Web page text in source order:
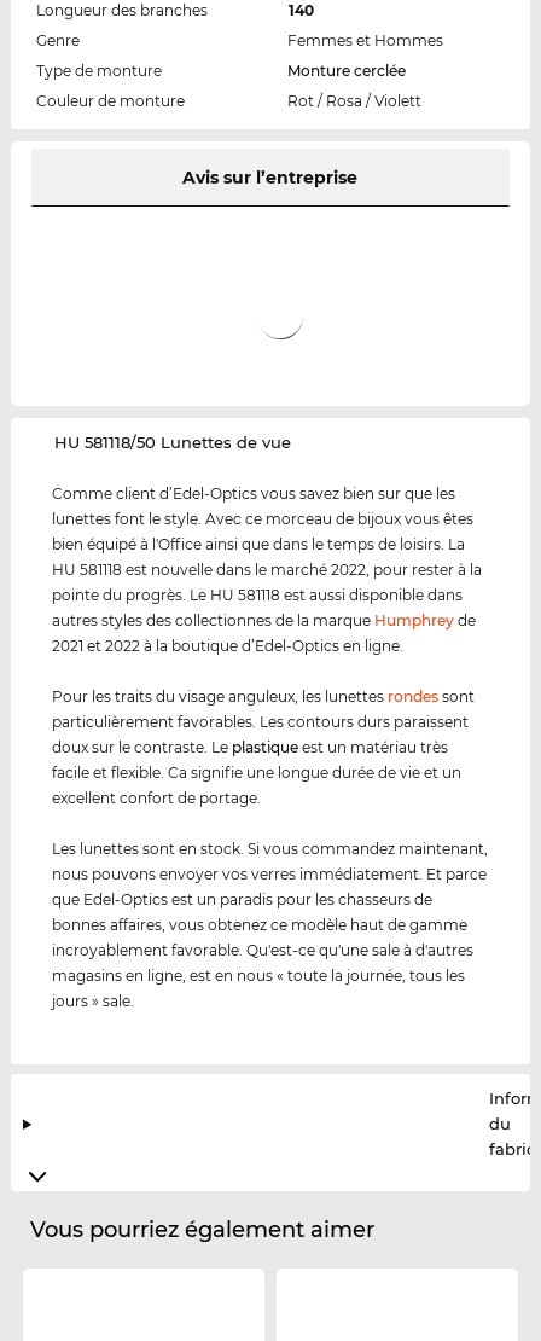
Longueur des branches
140
Genre
Femmes et Hommes
Type de monture
Monture cerclée
Couleur de monture
Rot / Rosa / Violett
Avis sur l’entreprise
‌HU 581118/50 Lunettes de vue
Comme client d’Edel-Optics vous savez bien sur que les
lunettes font le style. Avec ce morceau de bijoux vous êtes
bien équipé à l'Office ainsi que dans le temps de loisirs. La
HU 581118 est nouvelle dans le marché 2022, pour rester à la
pointe du progrès. Le HU 581118 est aussi disponible dans
autres styles des collectionnes de la marque Humphrey de
2021 et 2022 à la boutique d’Edel-Optics en ligne.
Pour les traits du visage anguleux, les lunettes rondes sont
particulièrement favorables. Les contours durs paraissent
doux sur le contraste. Le plastique est un matériau très
facile et flexible. Ca signifie une longue durée de vie et un
excellent confort de portage.
Les lunettes sont en stock. Si vous commandez maintenant,
nous pouvons envoyer vos verres immédiatement. Et parce
que Edel-Optics est un paradis pour les chasseurs de
bonnes affaires, vous obtenez ce modèle haut de gamme
incroyablement favorable. Qu'est-ce qu'une sale à d'autres
magasins en ligne, est en nous « toute la journée, tous les
jours » sale.
du
Vous pourriez également aimer